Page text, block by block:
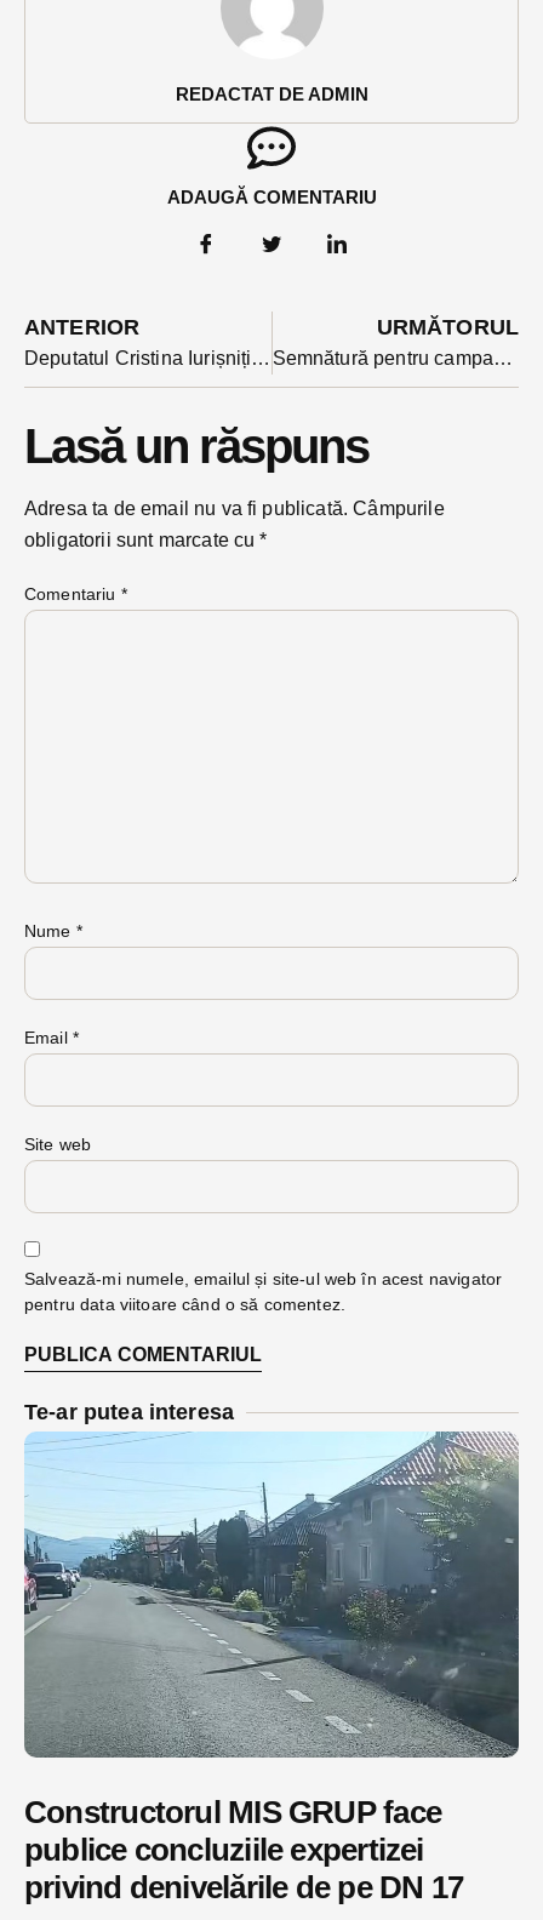
REDACTAT DE ADMIN
ADAUGĂ COMENTARIU
ANTERIOR
Deputatul Cristina Iurișniți: Jandarmeria Română în loc să apere cetățenii, devine un scut al Puterii care e tot mai agresivă si autoritaristă
URMĂTORUL
Semnătură pentru campania ”fără penali” vizibilă din avion în Bistrița-Năsăud: s-a intâmplat pe un câmp din Șirioara
Lasă un răspuns
Adresa ta de email nu va fi publicată. Câmpurile
obligatorii sunt marcate cu*
Comentariu *
Nume *
Email *
Site web
Salvează-mi numele, emailul și site-ul web în acest navigator
pentru data viitoare când o să comentez.
Te-ar putea interesa
Constructorul MIS GRUP face
publice concluziile expertizei
privind denivelările de pe DN 17